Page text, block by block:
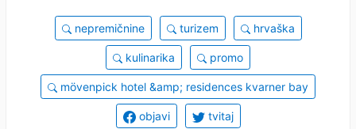
nepremičnine turizem hrvaška
kulinarika promo
mövenpick hotel &amp; residences kvarner bay
objavi tvitaj